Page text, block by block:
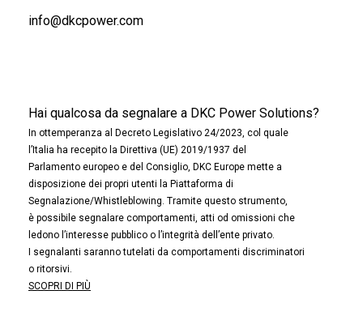
info@dkcpower.com
Hai qualcosa da segnalare a DKC Power Solutions?
In ottemperanza al Decreto Legislativo 24/2023, col quale
l’Italia ha recepito la Direttiva (UE) 2019/1937 del
Parlamento europeo e del Consiglio, DKC Europe mette a
disposizione dei propri utenti la Piattaforma di
Segnalazione/Whistleblowing. Tramite questo strumento,
è possibile segnalare comportamenti, atti od omissioni che
ledono l’interesse pubblico o l’integrità dell’ente privato.
I segnalanti saranno tutelati da comportamenti discriminatori
o ritorsivi.
SCOPRI DI PIÙ